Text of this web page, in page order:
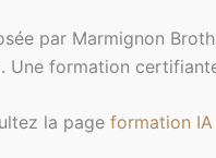
par Marmignon
Une formation
la page formation